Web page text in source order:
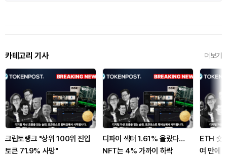
카테고리 기사 더보기
크립토랭크 "상위 100위 진입
토큰 71.9% 사망"
디파이 섹터 1.61% 올랐다…
NFT는 4% 가까이 하락
ETH 숏
여 만에